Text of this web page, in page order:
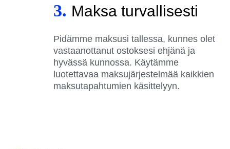
3. Maksa turvallisesti
Pidämme maksusi tallessa, kunnes olet
vastaanottanut ostoksesi ehjänä ja
hyvässä kunnossa. Käytämme
luotettavaa maksujärjestelmää kaikkien
maksutapahtumien käsittelyyn.